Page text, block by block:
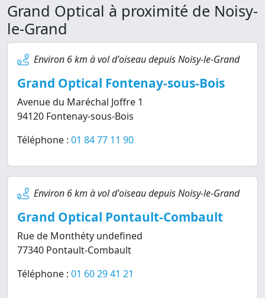
Grand Optical à proximité de Noisy-
le-Grand
Environ 6 km à vol d'oiseau depuis Noisy-le-Grand
Grand Optical Fontenay-sous-Bois
Avenue du Maréchal Joffre 1
94120 Fontenay-sous-Bois
Téléphone : 01 84 77 11 90
Environ 6 km à vol d'oiseau depuis Noisy-le-Grand
Grand Optical Pontault-Combault
Rue de Monthéty undefined
77340 Pontault-Combault
Téléphone : 01 60 29 41 21